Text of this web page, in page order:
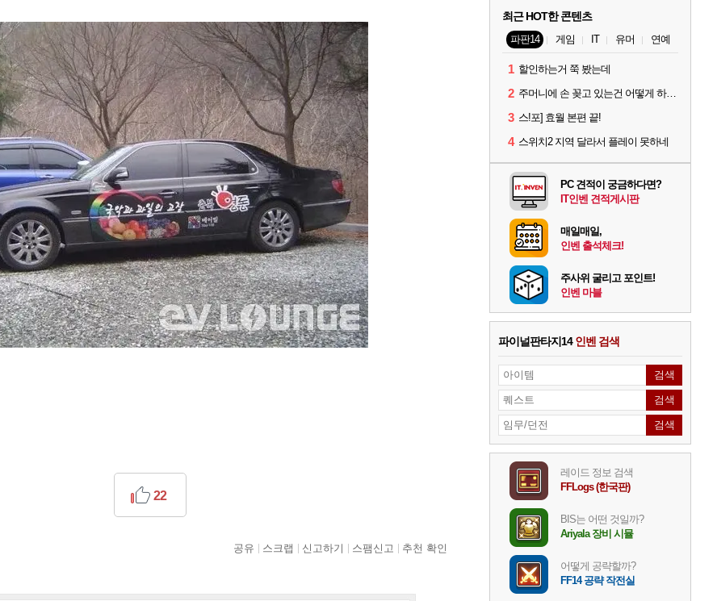
22
공유 스크랩 신고하기 스팸신고 추천 확인
최근 HOT한 콘텐츠
파판14 게임 IT 유머 연예
1 할인하는거 쭉 봤는데
2 주머니에 손 꽂고 있는건 어떻게 하는건가요?
3 스!포] 효월 본편 끝!
4 스위치2 지역 달라서 플레이 못하네
PC 견적이 궁금하다면?
IT인벤 견적게시판
매일매일,
인벤 출석체크!
주사위 굴리고 포인트!
인벤 마블
파이널판타지14인벤 검색
레이드 정보 검색
FFLogs (한국판)
BIS는 어떤 것일까?
Ariyala 장비 시뮬
어떻게 공략할까?
FF14 공략 작전실